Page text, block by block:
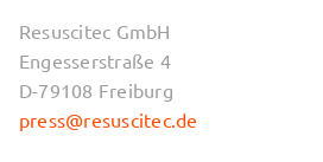
Resuscitec GmbH
Engesserstraße 4
D-79108 Freiburg
press@resuscitec.de